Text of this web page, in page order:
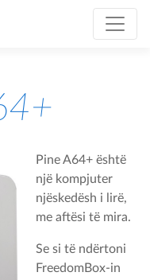
Pine A64+ është
një kompjuter
njëskedësh i lirë,
me aftësi të mira.
Se si të ndërtoni
FreedomBox-in